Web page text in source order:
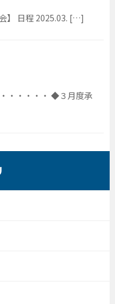
】 日程 2025.03. […]
・・・・・ ◆３月度承